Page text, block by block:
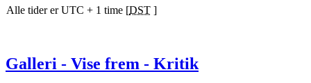
Alle tider er UTC + 1 time [DST ]
Galleri - Vise frem - Kritik